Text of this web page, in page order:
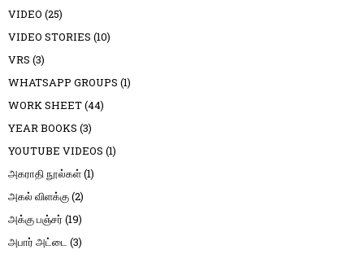
VIDEO (25)
VIDEO STORIES (10)
VRS (3)
WHATSAPP GROUPS (1)
WORK SHEET(44)
YEAR BOOKS (3)
YOUTUBE VIDEOS (1)
அகராதி நூல்கள்(1)
அகல் விளக்கு(2)
அக்கு பஞ்சர் (19)
அபார் அட்டை (3)